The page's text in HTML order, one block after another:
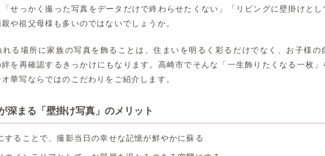
せっかく撮った写真をデータだけで終わらせたくない」「リビングに壁掛けとし
や祖父母様も多いのではないでしょうか。
れる場所に家族の写真を飾ることは、住まいを明るく彩るだけでなく、お子様の
を再確認するきっかけにもなります。高崎市でそんな「一生飾りたくなる一枚」
華写ならではのこだわりをご紹介します。
深まる「壁掛け写真」のメリット
することで、撮影当日の幸せな記憶が鮮やかに蘇る